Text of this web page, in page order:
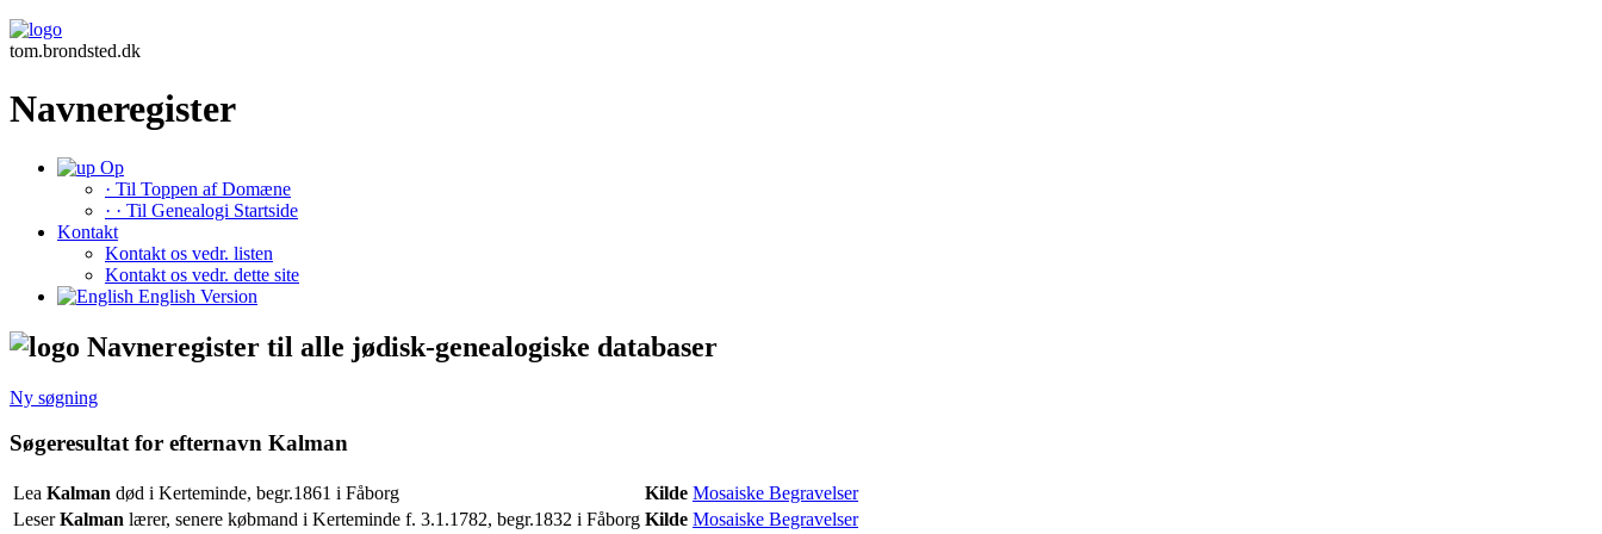
tom.brondsted.dk
Navneregister
Op
· Til Toppen af Domæne
· · Til Genealogi Startside
Kontakt
Kontakt os vedr. listen
Kontakt os vedr. dette site
English Version
Navneregister til alle jødisk-genealogiske databaser
Ny søgning
Søgeresultat for efternavn Kalman
Lea Kalman død i Kerteminde, begr.1861 i Fåborg Kilde Mosaiske Begravelser
LeserKalman lærer, senere købmand i Kerteminde f. 3.1.1782, begr.1832 i Fåborg Kilde Mosaiske Begravelser